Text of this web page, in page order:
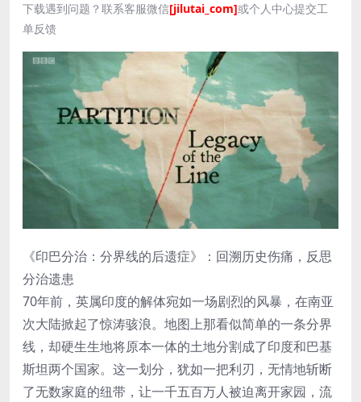
下载遇到问题？联系客服微信[jilutai_com]或个人中心提交工
单反馈
《印巴分治：分界线的后遗症》：回溯历史伤痛，反思
分治遗患
70年前，英属印度的解体宛如一场剧烈的风暴，在南亚
次大陆掀起了惊涛骇浪。地图上那看似简单的一条分界
线，却硬生生地将原本一体的土地分割成了印度和巴基
斯坦两个国家。这一划分，犹如一把利刃，无情地斩断
了无数家庭的纽带，让一千五百万人被迫离开家园，流